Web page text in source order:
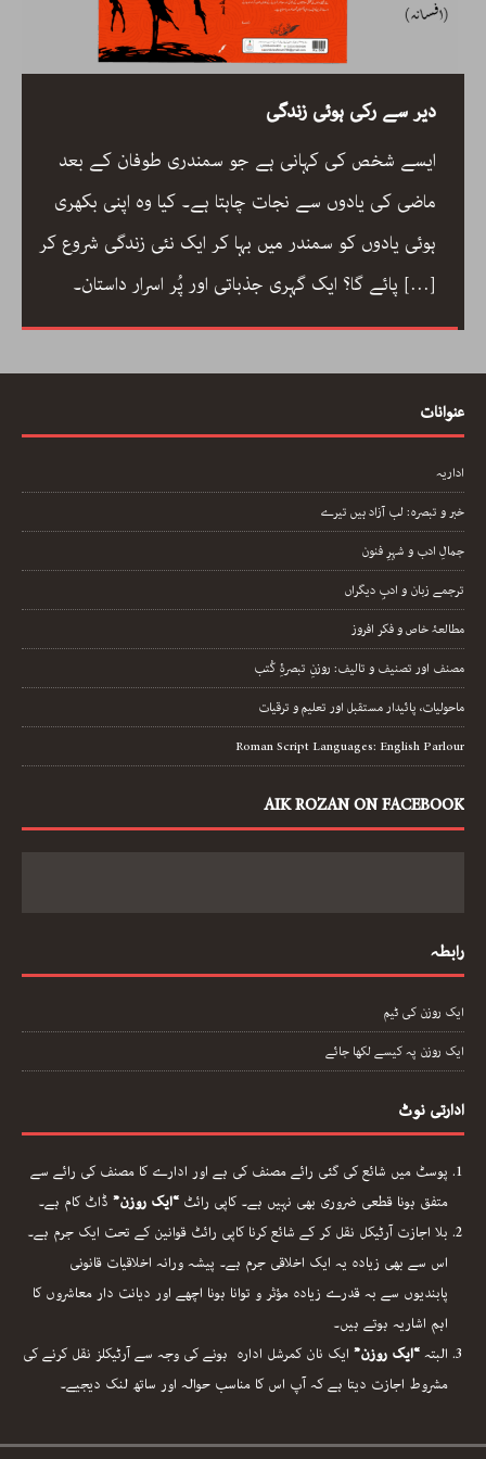
رحیم معینی کرمانشاہی کی بصری شاعری، نیّر مسعود کا
دلگ داز ترجمہ صبرِ خدا، اور ایرانی شعری روایت کے
جمالیاتی اور فکری پہلو… ڈاکٹر ارسلان راٹھور کے اس
مضمون میں گیت، نظم، تنہائی اور تخلیق کے اسباب پر
ایک خوب صورت اور بصیرت افروز گفتگو[…]
اداریہ
خبر و تبصرہ: لب آزاد ہیں تیرے
جمالِ ادب و شہرِ فنون
ترجمے زبان و ادبِ دیگراں
مطالعۂ خاص و فکر افروز
مصنف اور تصنیف و تالیف: روزنِ تبصرۂِ کُتب
ماحولیات، پائیدار مستقبل اور تعلیم و ترقیات
ایک روزن کی ٹیم
پوسٹ میں شائع کی گئی رائے مصنف کی ہے اور ادارے کا مصنف کی رائے سے
متفق ہونا قطعی ضروری بھی نہیں ہے۔ کاپی رائٹ“ایک روزن”ڈاٹ کام ہے۔
بلا اجازت آرٹیکل نقل کر کے شائع کرنا کاپی رائٹ قوانین کے تحت ایک جرم ہے۔
اس سے بھی زیادہ یہ ایک اخلاقی جرم ہے۔ پیشہ ورانہ اخلاقیات قانونی
پابندیوں سے بہ قدرے زیادہ مؤثر و توانا ہونا اچھے اور دیانت دار معاشروں کا
اہم اشاریہ ہوتے ہیں۔
البتہ“ایک روزن”ایک نان کمرشل ادارہ ہونے کی وجہ سے آرٹیکلز نقل کرنے کی